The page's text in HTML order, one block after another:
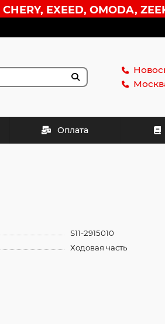
EXEED, OMODA,
Оплата
S11-2915010
Ходовая часть